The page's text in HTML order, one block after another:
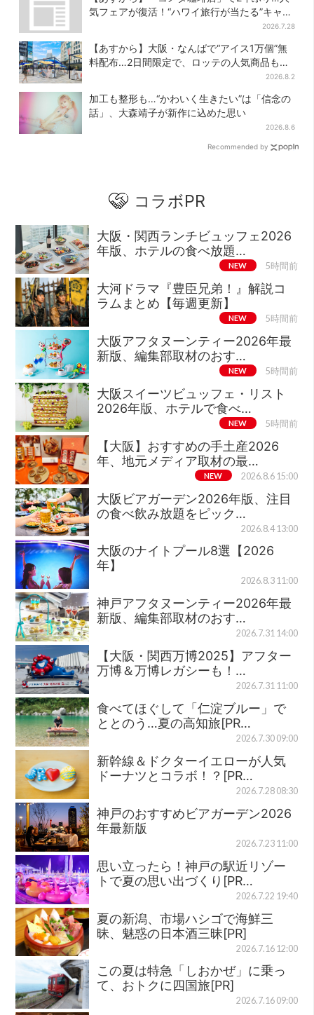
気フェアが復活！“ハワイ旅行が当たる”キャン
2026.7.28
【あすから】大阪・なんばで“アイス1万個”無
料配布…2日間限定で、ロッテの人気商品もら
2026.8.2
加工も整形も…“かわいく生きたい”は「信念の
話」、大森靖子が新作に込めた思い
2026.8.6
Recommended by
コラボPR
大阪・関西ランチビュッフェ2026
年版、ホテルの食べ放題…
NEW 5時間前
大河ドラマ『豊臣兄弟！』解説コ
ラムまとめ【毎週更新】
NEW 5時間前
大阪アフタヌーンティー2026年最
新版、編集部取材のおす…
NEW 5時間前
大阪スイーツビュッフェ・リスト
2026年版、ホテルで食べ…
NEW 5時間前
【大阪】おすすめの手土産2026
年、地元メディア取材の最…
NEW 2026.8.6 15:00
大阪ビアガーデン2026年版、注目
の食べ飲み放題をピック…
2026.8.4 13:00
大阪のナイトプール8選【2026
年】
2026.8.3 11:00
神戸アフタヌーンティー2026年最
新版、編集部取材のおす…
2026.7.31 14:00
【大阪・関西万博2025】アフター
万博＆万博レガシーも！…
2026.7.31 11:00
食べてほぐして「仁淀ブルー」で
ととのう…夏の高知旅[PR…
2026.7.30 09:00
新幹線＆ドクターイエローが人気
ドーナツとコラボ！？[PR…
2026.7.28 08:30
神戸のおすすめビアガーデン2026
年最新版
2026.7.23 11:00
思い立ったら！神戸の駅近リゾー
トで夏の思い出づくり[PR…
2026.7.22 19:40
夏の新潟、市場ハシゴで海鮮三
昧、魅惑の日本酒三昧[PR]
2026.7.16 12:00
この夏は特急「しおかぜ」に乗っ
て、おトクに四国旅[PR]
2026.7.16 09:00